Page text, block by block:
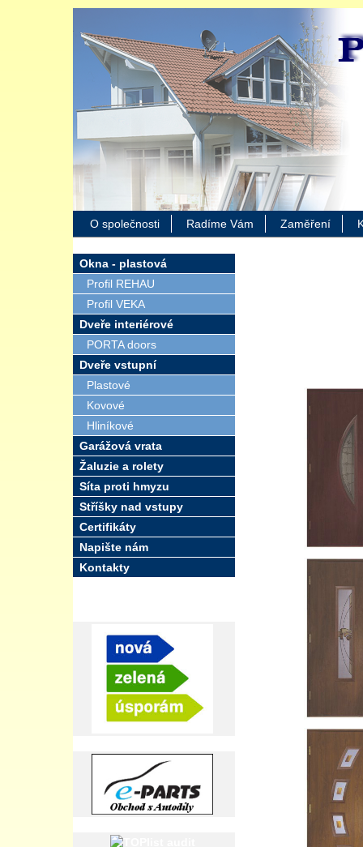
O společnosti Radíme Vám Zaměření
Okna - plastová
Profil REHAU
Profil VEKA
Dveře interiérové
PORTA doors
Dveře vstupní
Plastové
Kovové
Hliníkové
Garážová vrata
Žaluzie a rolety
Síta proti hmyzu
Stříšky nad vstupy
Certifikáty
Napište nám
Kontakty